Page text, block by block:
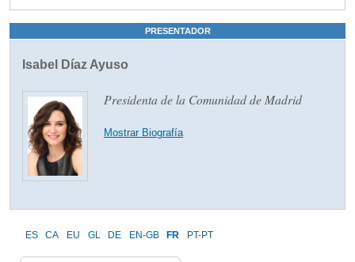
PRESENTADOR
Isabel Díaz Ayuso
Presidenta de la Comunidad de Madrid
Mostrar Biografía
ES CA EU GL DE EN-GB FR PT-PT